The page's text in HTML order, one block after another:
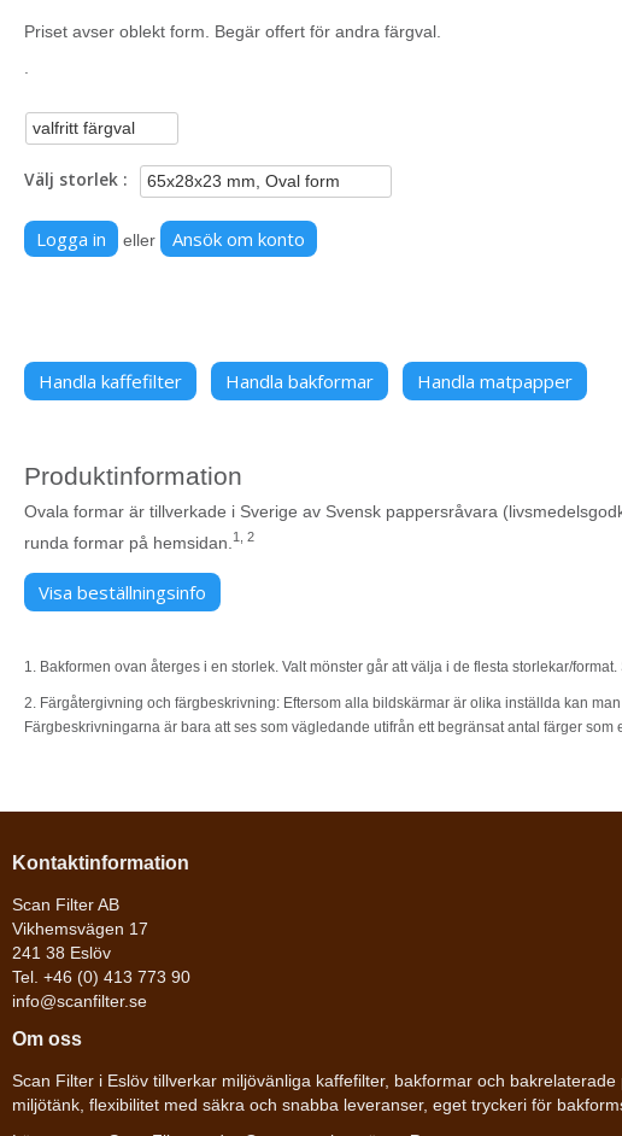
Priset avser oblekt form. Begär offert för andra färgval.
Välj storlek
Logga in eller Ansök om konto
Handla kaffefilter Handla bakformar Handla matpapper
Produktinformation
Ovala formar är tillverkade i Sverige av Svensk pappersråvara
runda formar på hemsidan. 1, 2
Visa beställningsinfo
1. Bakformen ovan återges i en storlek. Valt mönster går att välja i de flesta storlekar/
2. Färgåtergivning och färgbeskrivning: Eftersom alla bildskärmar är olika inställda kan
Färgbeskrivningarna är bara att ses som vägledande utifrån ett begränsat antal färger som
Kontaktinformation
Scan Filter AB
Vikhemsvägen 17
241 38 Eslöv
Tel. +46 (0) 413 773 90
info@scanfilter.se
Om oss
Scan Filter i Eslöv tillverkar miljövänliga kaffefilter, bakformar och
miljötänk, flexibilitet med säkra och snabba leveranser, eget tryckeri för